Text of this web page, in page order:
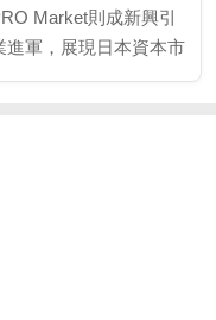
Market則成新興引
軍，展現日本資本市